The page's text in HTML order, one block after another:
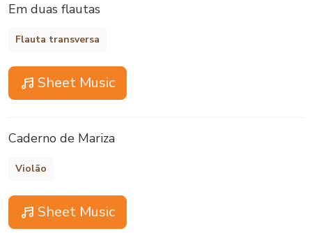
Em duas flautas
Flauta transversa
Sheet Music
Caderno de Mariza
Violão
Sheet Music